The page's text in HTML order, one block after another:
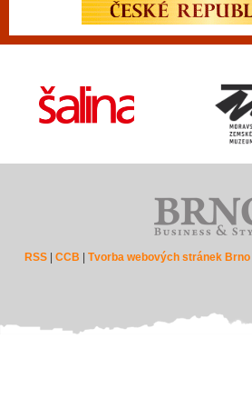
RSS |CCB |Tvorba webových stránek Brno